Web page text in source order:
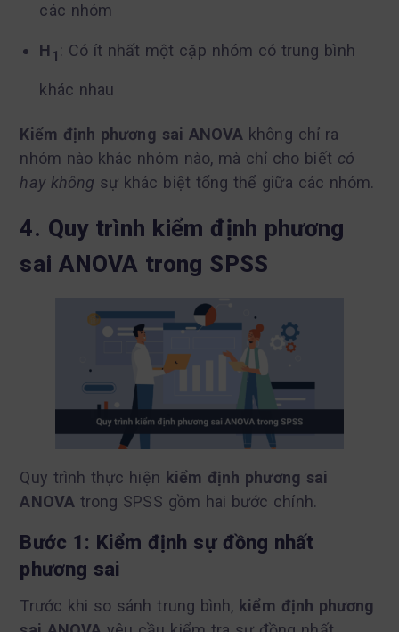
các nhóm
H 1 : Có ít nhất một cặp nhóm có trung bình
khác nhau
Kiểm định phương sai ANOVA không chỉ ra
nhóm nào khác nhóm nào, mà chỉ cho biết có
hay không sự khác biệt tổng thể giữa các nhóm.
4. Quy trình kiểm định phương
sai ANOVA trong SPSS
Quy trình thực hiện kiểm định phương sai
ANOVA trong SPSS gồm hai bước chính.
Bước 1: Kiểm định sự đồng nhất
phương sai
Trước khi so sánh trung bình, kiểm định phương